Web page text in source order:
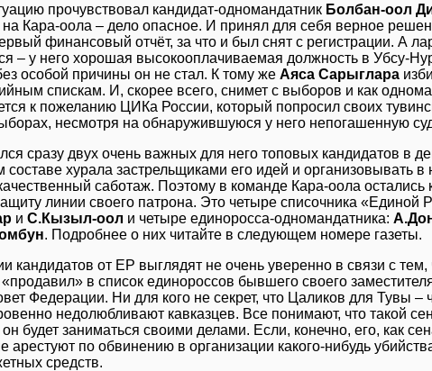
прочувствовал кандидат-одномандатник Болбан-оол
на Кара-оола – дело опасное. И принял для себя верное
финансовый отчёт, за что и был снят с регистрации. А
– у него хорошая высокооплачиваемая должность в Убсу-
особой причины он не стал. К тому же Аяса Сарыглара
спискам. И, скорее всего, снимет с выборов и как
к пожеланию ЦИКа России, который попросил своих
несмотря на обнаружившуюся у него непогашенную
сразу двух очень важных для него топовых кандидатов в
составе хурала застрельщиками его идей и организовывать в
саботаж. Поэтому в команде Кара-оола остались
линии своего патрона. Это четыре списочника «Единой
и С.Кызыл-оол и четыре единоросса-одномандатника:
. Подробнее о них читайте в следующем номере газеты.
кандидатов от ЕР выглядят не очень уверенно в связи с тем,
в список единороссов бывшего своего
Федерации. Ни для кого не секрет, что Цаликов для Тувы –
недолюбливают кавказцев. Все понимают, что такой
будет заниматься своими делами. Если, конечно, его, как
арестуют по обвинению в организации какого-нибудь
средств.